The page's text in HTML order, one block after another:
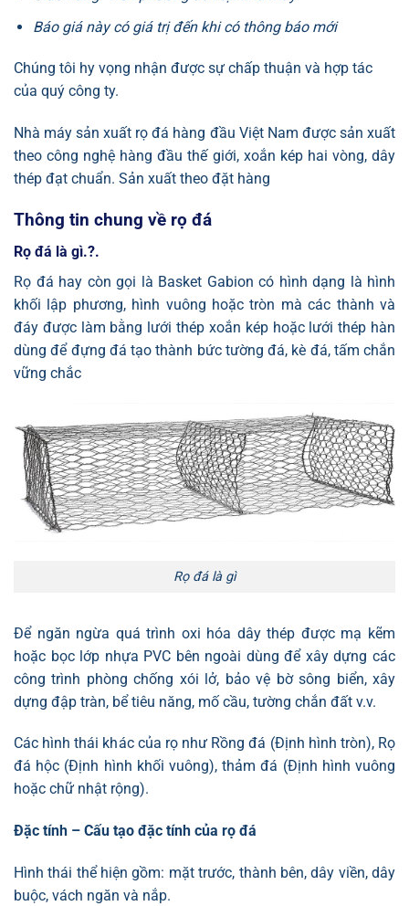
Báo giá này có giá trị đến khi có thông báo mới
Chúng tôi hy vọng nhận được sự chấp thuận và hợp tác
của quý công ty.
Nhà máy sản xuất rọ đá hàng đầu Việt Nam được sản xuất
theo công nghệ hàng đầu thế giới, xoắn kép hai vòng, dây
thép đạt chuẩn. Sản xuất theo đặt hàng
Thông tin chung về rọ đá
Rọ đá là gì.?.
Rọ đá hay còn gọi là Basket Gabion có hình dạng là hình
khối lập phương, hình vuông hoặc tròn mà các thành và
đáy được làm bằng lưới thép xoắn kép hoặc lưới thép hàn
dùng để đựng đá tạo thành bức tường đá, kè đá, tấm chắn
vững chắc
Rọ đá là gì
Để ngăn ngừa quá trình oxi hóa dây thép được mạ kẽm
hoặc bọc lớp nhựa PVC bên ngoài dùng để xây dựng các
công trình phòng chống xói lở, bảo vệ bờ sông biển, xây
dựng đập tràn, bể tiêu năng, mố cầu, tường chắn đất v.v.
Các hình thái khác của rọ như Rồng đá (Định hình tròn), Rọ
đá hộc (Định hình khối vuông), thảm đá (Định hình vuông
hoặc chữ nhật rộng).
Đặc tính – Cấu tạo đặc tính của rọ đá
Hình thái thể hiện gồm: mặt trước, thành bên, dây viền, dây
buộc, vách ngăn và nắp.